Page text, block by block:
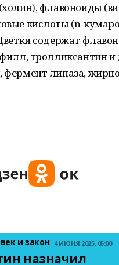
флавоноиды
кислоты (n-
содержат
тролликсантин и
липаза,
и закон 4 ИЮНЯ 2025, 05:00
назначил